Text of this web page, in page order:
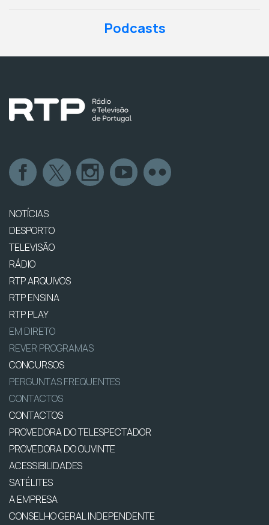
Podcasts
NOTÍCIAS
DESPORTO
TELEVISÃO
RÁDIO
RTP ARQUIVOS
RTP ENSINA
RTP PLAY
EM DIRETO
REVER PROGRAMAS
CONCURSOS
PERGUNTAS FREQUENTES
CONTACTOS
CONTACTOS
PROVEDORA DO TELESPECTADOR
PROVEDORA DO OUVINTE
ACESSIBILIDADES
SATÉLITES
A EMPRESA
CONSELHO GERAL INDEPENDENTE